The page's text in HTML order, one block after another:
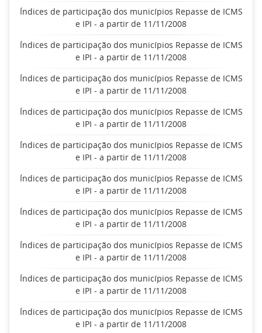
Índices de participação dos municípios Repasse de ICMS
e IPI - a partir de 11/11/2008
Índices de participação dos municípios Repasse de ICMS
e IPI - a partir de 11/11/2008
Índices de participação dos municípios Repasse de ICMS
e IPI - a partir de 11/11/2008
Índices de participação dos municípios Repasse de ICMS
e IPI - a partir de 11/11/2008
Índices de participação dos municípios Repasse de ICMS
e IPI - a partir de 11/11/2008
Índices de participação dos municípios Repasse de ICMS
e IPI - a partir de 11/11/2008
Índices de participação dos municípios Repasse de ICMS
e IPI - a partir de 11/11/2008
Índices de participação dos municípios Repasse de ICMS
e IPI - a partir de 11/11/2008
Índices de participação dos municípios Repasse de ICMS
e IPI - a partir de 11/11/2008
Índices de participação dos municípios Repasse de ICMS
e IPI - a partir de 11/11/2008